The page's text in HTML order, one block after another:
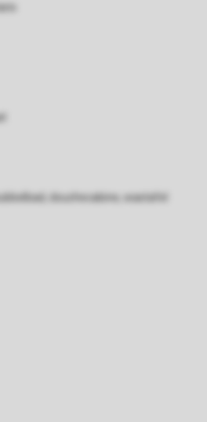
douchecabine, wastafel